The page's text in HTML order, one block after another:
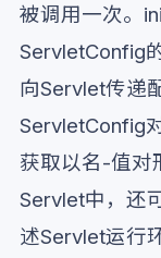
被调用一次。
ServletConfig
向Servlet传递
ServletConfig
获取以名-值对
Servlet中，还
述Servlet运行